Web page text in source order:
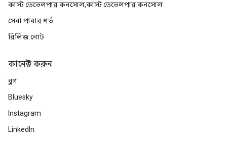
কাস্ট ডেভেলপার কনসোল,কাস্ট ডেভেলপার কনসোল
সেবা পাবার শর্ত
রিলিজ নোট
কানেক্ট করুন
ব্লগ
Bluesky
Instagram
LinkedIn